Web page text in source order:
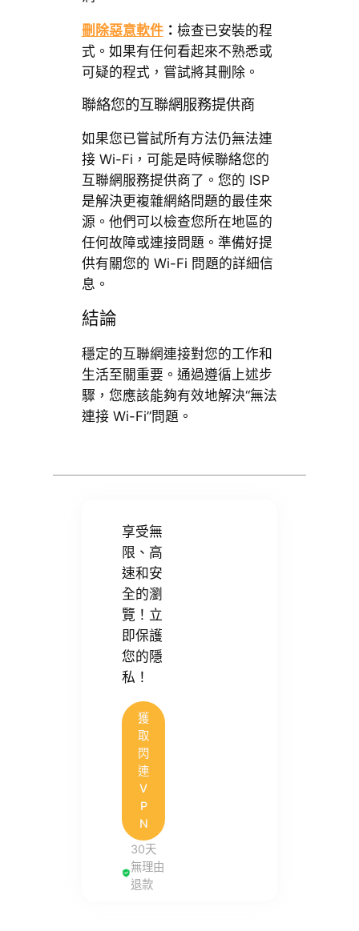
刪除惡意軟件： 檢查已安裝的程
式。如果有任何看起來不熟悉或
可疑的程式，嘗試將其刪除。
聯絡您的互聯網服務提供商
如果您已嘗試所有方法仍無法連
接 Wi-Fi，可能是時候聯絡您的
互聯網服務提供商了。您的 ISP
是解決更複雜網絡問題的最佳來
源。他們可以檢查您所在地區的
任何故障或連接問題。準備好提
供有關您的 Wi-Fi 問題的詳細信
息。
結論
穩定的互聯網連接對您的工作和
生活至關重要。通過遵循上述步
驟，您應該能夠有效地解決“無法
連接 Wi-Fi”問題。
享受無
限、高
速和安
全的瀏
覽！立
即保護
您的隱
私！
獲
取
閃
連
V
P
N
30天
無理由
退款